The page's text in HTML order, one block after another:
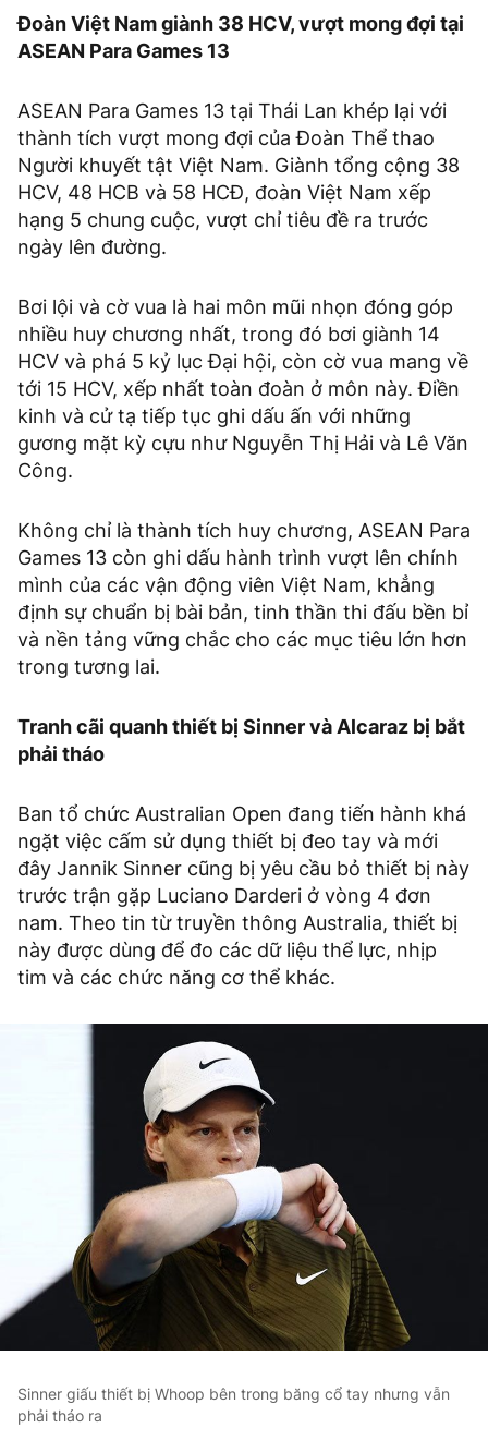
Đoàn Việt Nam giành 38 HCV, vượt mong đợi tại
ASEAN Para Games 13
ASEAN Para Games 13 tại Thái Lan khép lại với
thành tích vượt mong đợi của Đoàn Thể thao
Người khuyết tật Việt Nam. Giành tổng cộng 38
HCV, 48 HCB và 58 HCĐ, đoàn Việt Nam xếp
hạng 5 chung cuộc, vượt chỉ tiêu đề ra trước
ngày lên đường.
Bơi lội và cờ vua là hai môn mũi nhọn đóng góp
nhiều huy chương nhất, trong đó bơi giành 14
HCV và phá 5 kỷ lục Đại hội, còn cờ vua mang về
tới 15 HCV, xếp nhất toàn đoàn ở môn này. Điền
kinh và cử tạ tiếp tục ghi dấu ấn với những
gương mặt kỳ cựu như Nguyễn Thị Hải và Lê Văn
Công.
Không chỉ là thành tích huy chương, ASEAN Para
Games 13 còn ghi dấu hành trình vượt lên chính
mình của các vận động viên Việt Nam, khẳng
định sự chuẩn bị bài bản, tinh thần thi đấu bền bỉ
và nền tảng vững chắc cho các mục tiêu lớn hơn
trong tương lai.
Tranh cãi quanh thiết bị Sinner và Alcaraz bị bắt
phải tháo
Ban tổ chức Australian Open đang tiến hành khá
ngặt việc cấm sử dụng thiết bị đeo tay và mới
đây Jannik Sinner cũng bị yêu cầu bỏ thiết bị này
trước trận gặp Luciano Darderi ở vòng 4 đơn
nam. Theo tin từ truyền thông Australia, thiết bị
này được dùng để đo các dữ liệu thể lực, nhịp
tim và các chức năng cơ thể khác.
Sinner giấu thiết bị Whoop bên trong băng cổ tay nhưng vẫn
phải tháo ra